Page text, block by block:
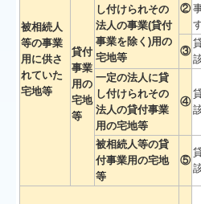
被相続人
等の事業
用に供さ
れていた
宅地等
貸付
事業
用の
宅地
等
し付けられその
法人の事業(貸付
事業を除く)用の
宅地等
②
③
一定の法人に貸
し付けられその
法人の貸付事業
用の宅地等
④
被相続人等の貸
付事業用の宅地
等
⑤